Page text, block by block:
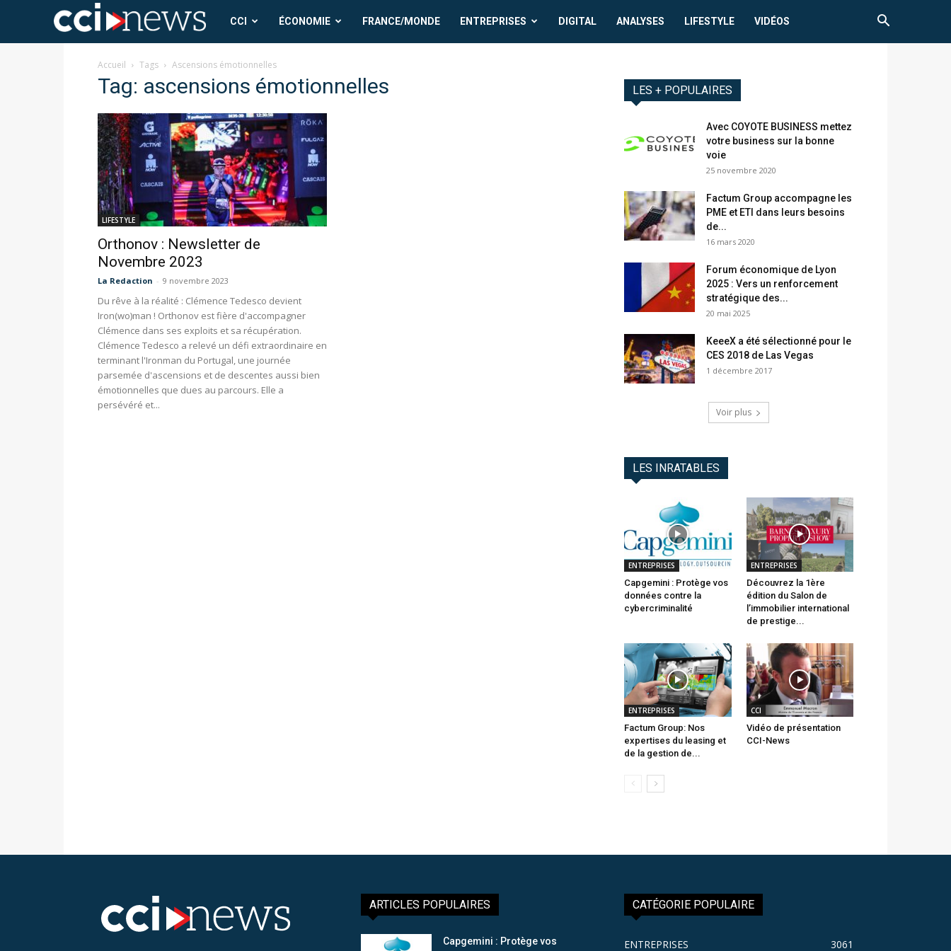
CCI
News
CCI ÉCONOMIE FRANCE/MONDE ENTREPRISES DIGITAL ANALYSES LIFESTYLE VIDÉOS
Accueil Tags Ascensions émotionnelles
Tag: ascensions émotionnelles
LIFESTYLE
Orthonov : Newsletter de
Novembre 2023
La Redaction - 9 novembre 2023
Du rêve à la réalité : Clémence Tedesco devient
Iron(wo)man ! Orthonov est fière d'accompagner
Clémence dans ses exploits et sa récupération.
Clémence Tedesco a relevé un défi extraordinaire en
terminant l'Ironman du Portugal, une journée
parsemée d'ascensions et de descentes aussi bien
émotionnelles que dues au parcours. Elle a
persévéré et...
LES + POPULAIRES
Avec COYOTE BUSINESS mettez
votre business sur la bonne
voie
25 novembre 2020
Factum Group accompagne les
PME et ETI dans leurs besoins
de...
16 mars 2020
Forum économique de Lyon
2025 : Vers un renforcement
stratégique des...
20 mai 2025
KeeeX a été sélectionné pour le
CES 2018 de Las Vegas
1 décembre 2017
Voir plus
LES INRATABLES
ENTREPRISES
Capgemini : Protège vos
données contre la
cybercriminalité
ENTREPRISES
Découvrez la 1ère
édition du Salon de
l’immobilier international
de prestige...
ENTREPRISES
Factum Group: Nos
expertises du leasing et
de la gestion de...
CCI
Vidéo de présentation
CCI-News
ARTICLES POPULAIRES
Capgemini : Protège vos
CATÉGORIE POPULAIRE
ENTREPRISES 3061